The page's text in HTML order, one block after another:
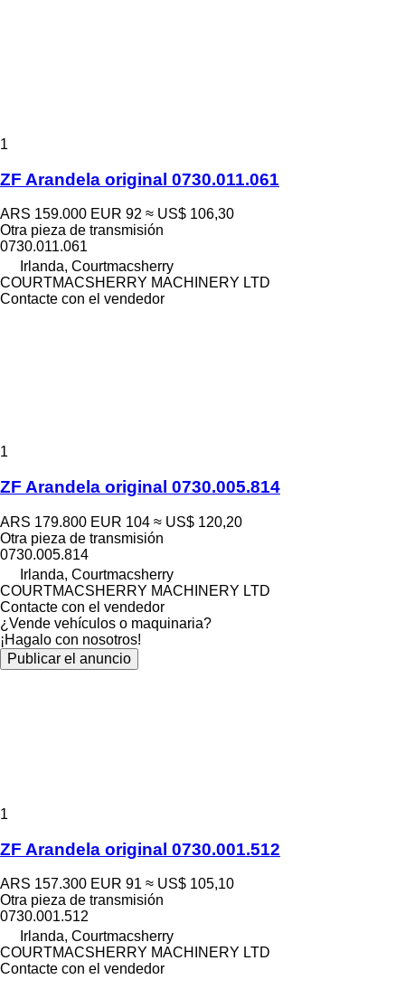
1
ZF Arandela original 0730.011.061
ARS 159.000 EUR 92 ≈ US$ 106,30
Otra pieza de transmisión
0730.011.061
Irlanda, Courtmacsherry
COURTMACSHERRY MACHINERY LTD
Contacte con el vendedor
1
ZF Arandela original 0730.005.814
ARS 179.800 EUR 104 ≈ US$ 120,20
Otra pieza de transmisión
0730.005.814
Irlanda, Courtmacsherry
COURTMACSHERRY MACHINERY LTD
Contacte con el vendedor
¿Vende vehículos o maquinaria?
¡Hagalo con nosotros!
Publicar el anuncio
1
ZF Arandela original 0730.001.512
ARS 157.300 EUR 91 ≈ US$ 105,10
Otra pieza de transmisión
0730.001.512
Irlanda, Courtmacsherry
COURTMACSHERRY MACHINERY LTD
Contacte con el vendedor